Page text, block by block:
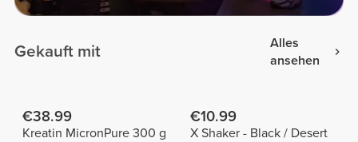
Gekauft mit
Alles
ansehen
€38.99
Kreatin MicronPure 300 g
€10.99
X Shaker - Black / Desert